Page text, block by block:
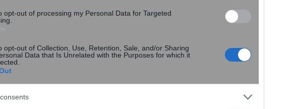
opt-out of processing my Personal Data for Targeted
opt-out of Collection, Use, Retention, Sale, and/or Sharing
Data that Is Unrelated with the Purposes for which it
συνάντηση που είχε με τους δύο ηγέτες, στη
τις θέσεις της επί της διαδικασίας που θα
για μιαν ενωμένη Κύπρο. Τη διάθεση του